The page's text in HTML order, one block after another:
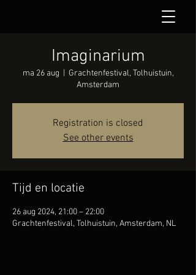
Imaginarium
ma 26 aug
Grachtenfestival, Tolhuistuin,
Amsterdam
Registration is closed
See other events
Tijd en locatie
26 aug 2024, 21:00 – 22:00
Grachtenfestival, Tolhuistuin, Amsterdam, NL